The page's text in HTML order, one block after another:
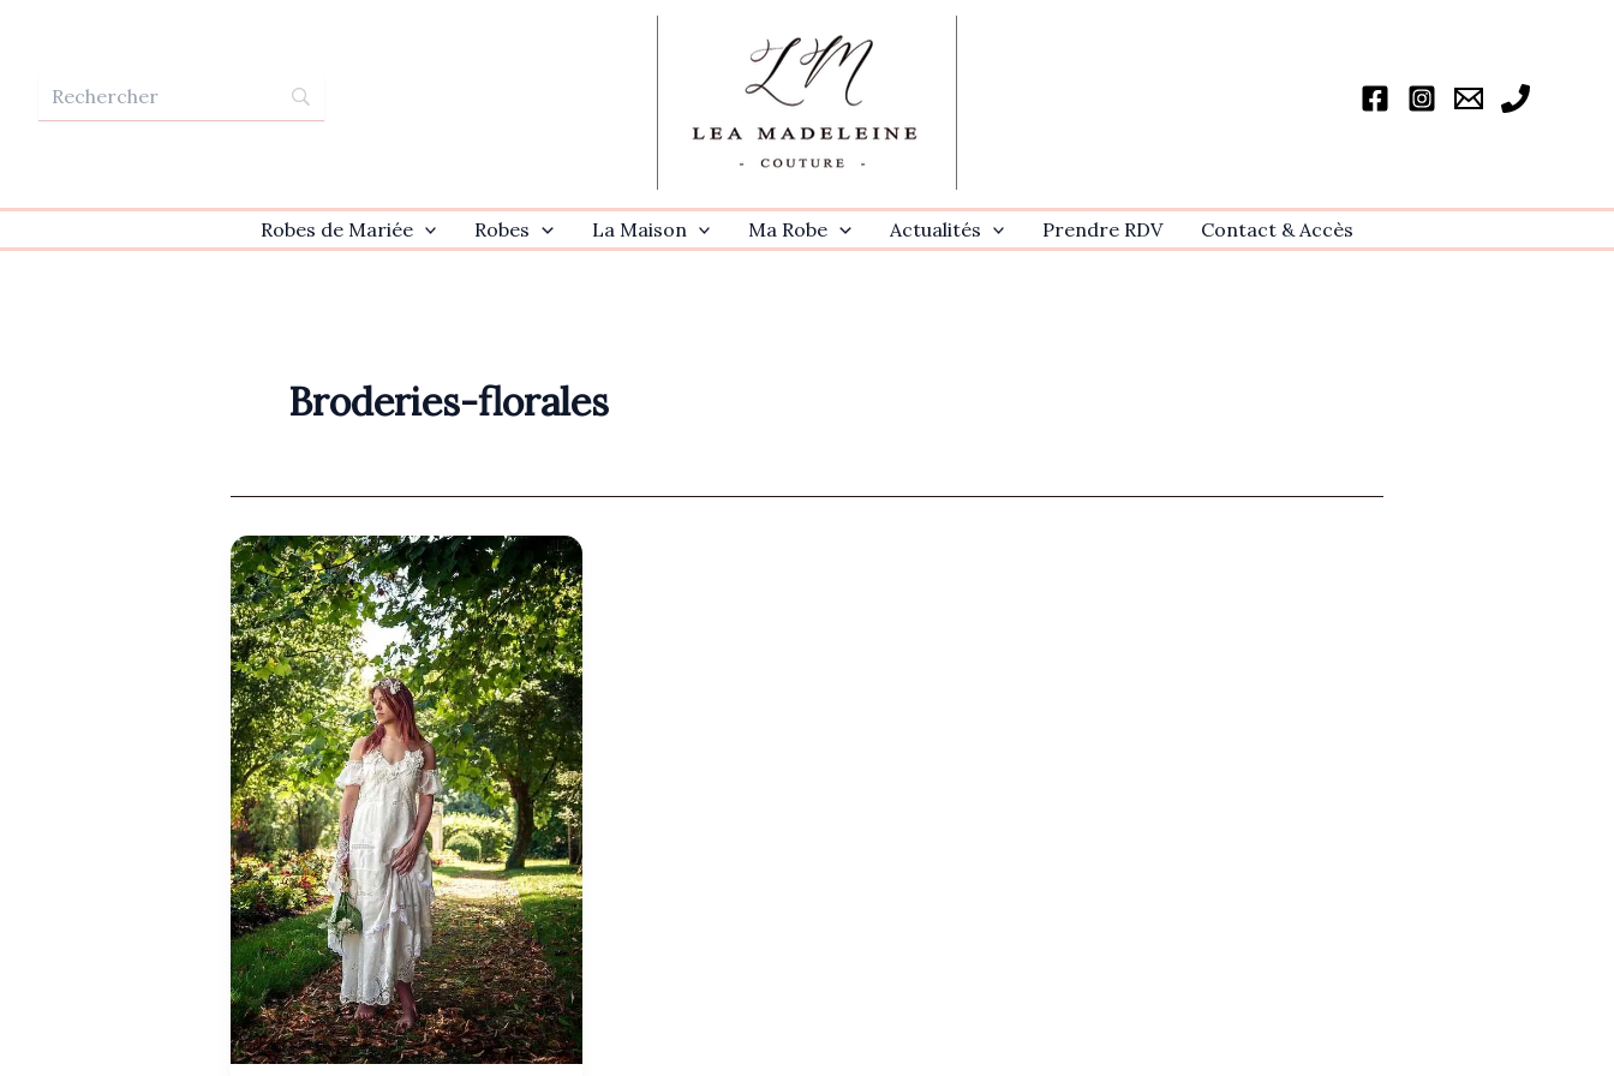
Robes de Mariée Robes La Maison Ma Robe Actualités Prendre RDV Contact & Accѐs
Broderies-florales